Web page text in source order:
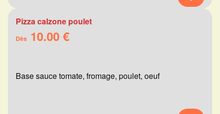
Pizza calzone poulet
Dès 10.00 €
Base sauce tomate, fromage, poulet, oeuf